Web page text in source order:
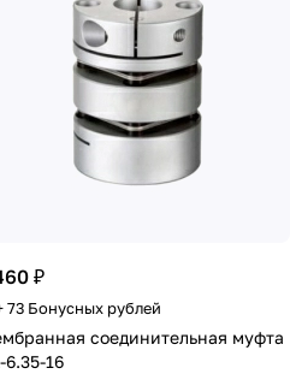
₽
73 Бонусных рублей
соединительная муфта
6.35-16